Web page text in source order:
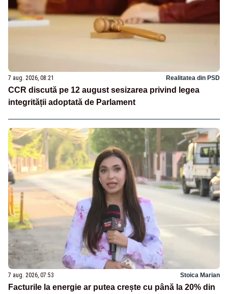
7 aug. 2026, 08:21 Realitatea din PSD
CCR discută pe 12 august sesizarea privind legea
integrității adoptată de Parlament
7 aug. 2026, 07:53 Stoica Marian
Facturile la energie ar putea crește cu până la 20% din